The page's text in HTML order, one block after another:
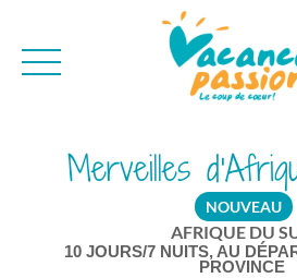
VILLES
BONS PLANS
Merveilles
NOUVEAU
AFRIQUE DU
10 JOURS/7 NUITS, AU
PROVINCE